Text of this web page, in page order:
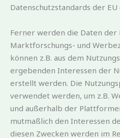
Datenschutzstandards der
Ferner werden die Daten
Marktforschungs- und
können z.B. aus dem
ergebenden Interessen der
erstellt werden. Die
verwendet werden, um z.B.
und außerhalb der
mutmaßlich den Interessen
diesen Zwecken werden im